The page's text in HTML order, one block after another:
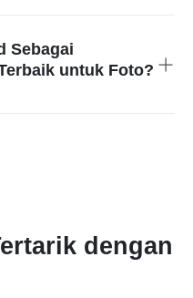
Sebagai
untuk Foto?
dengan